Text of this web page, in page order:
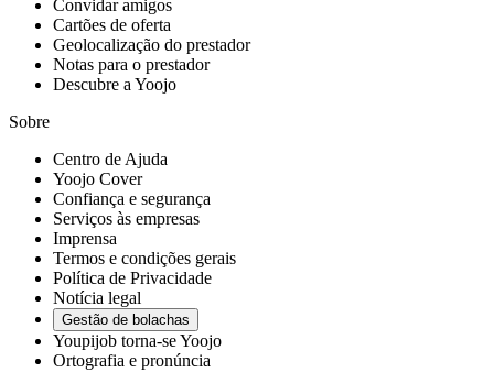
Convidar amigos
Cartões de oferta
Geolocalização do prestador
Notas para o prestador
Descubre a Yoojo
Sobre
Centro de Ajuda
Yoojo Cover
Confiança e segurança
Serviços às empresas
Imprensa
Termos e condições gerais
Política de Privacidade
Notícia legal
Gestão de bolachas
Youpijob torna-se Yoojo
Ortografia e pronúncia